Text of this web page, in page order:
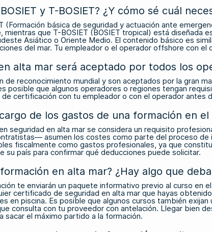
y T-BOSIET? ¿Y cómo sé cuál
(Formación básica de seguridad y actuación ante
que T-BOSIET (BOSIET tropical) está
Asiático o Oriente Medio. El contenido básico es
del mar. Tu empleador o el operador offshore con
alta mar será aceptado por todos los
de reconocimiento mundial y son aceptados por la gran
posible que algunos operadores o regiones tengan
certificación con tu empleador o con el operador
de los gastos de una formación en
seguridad en alta mar se considera un requisito
asumen los costes como parte del proceso
fiscalmente como gastos profesionales, ya que
su país para confirmar qué deducciones puede solicitar.
en alta mar? ¿Hay algo que
te enviarán un paquete informativo previo al curso
certificado de seguridad en alta mar que hayas
en piscina. Es posible que algunos cursos también
consulta con tu proveedor con antelación. Llegar bien
el máximo partido a la formación.